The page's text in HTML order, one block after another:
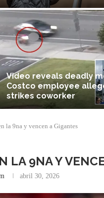
Video reveals deadly
Costco employee
strikes coworker
la 9na y vencen a Gigantes
LA 9NA Y
abril 30, 2026